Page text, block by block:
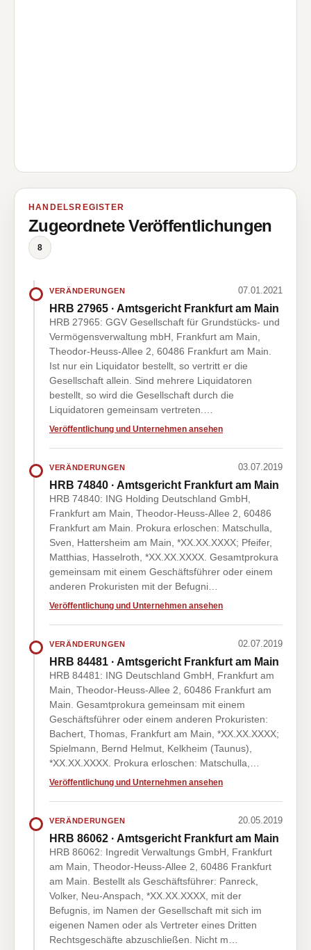
HANDELSREGISTER
Zugeordnete Veröffentlichungen
8
VERÄNDERUNGEN 07.01.2021
HRB 27965 · Amtsgericht Frankfurt am Main
HRB 27965: GGV Gesellschaft für Grundstücks- und
Vermögensverwaltung mbH, Frankfurt am Main,
Theodor-Heuss-Allee 2, 60486 Frankfurt am Main.
Ist nur ein Liquidator bestellt, so vertritt er die
Gesellschaft allein. Sind mehrere Liquidatoren
bestellt, so wird die Gesellschaft durch die
Liquidatoren gemeinsam vertreten.…
Veröffentlichung und Unternehmen ansehen
VERÄNDERUNGEN 03.07.2019
HRB 74840 · Amtsgericht Frankfurt am Main
HRB 74840: ING Holding Deutschland GmbH,
Frankfurt am Main, Theodor-Heuss-Allee 2, 60486
Frankfurt am Main. Prokura erloschen: Matschulla,
Sven, Hattersheim am Main, *XX.XX.XXXX; Pfeifer,
Matthias, Hasselroth, *XX.XX.XXXX. Gesamtprokura
gemeinsam mit einem Geschäftsführer oder einem
anderen Prokuristen mit der Befugni…
Veröffentlichung und Unternehmen ansehen
VERÄNDERUNGEN 02.07.2019
HRB 84481 · Amtsgericht Frankfurt am Main
HRB 84481: ING Deutschland GmbH, Frankfurt am
Main, Theodor-Heuss-Allee 2, 60486 Frankfurt am
Main. Gesamtprokura gemeinsam mit einem
Geschäftsführer oder einem anderen Prokuristen:
Bachert, Thomas, Frankfurt am Main, *XX.XX.XXXX;
Spielmann, Bernd Helmut, Kelkheim (Taunus),
*XX.XX.XXXX. Prokura erloschen: Matschulla,…
Veröffentlichung und Unternehmen ansehen
VERÄNDERUNGEN 20.05.2019
HRB 86062 · Amtsgericht Frankfurt am Main
HRB 86062: Ingredit Verwaltungs GmbH, Frankfurt
am Main, Theodor-Heuss-Allee 2, 60486 Frankfurt
am Main. Bestellt als Geschäftsführer: Panreck,
Volker, Neu-Anspach, *XX.XX.XXXX, mit der
Befugnis, im Namen der Gesellschaft mit sich im
eigenen Namen oder als Vertreter eines Dritten
Rechtsgeschäfte abzuschließen. Nicht m…